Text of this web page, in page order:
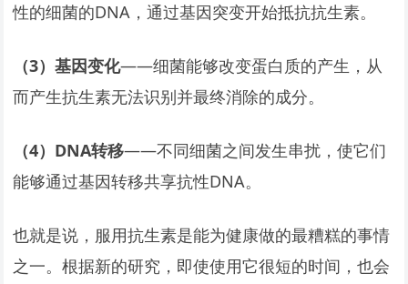
性的细菌的DNA，通过基因突变开始抵抗抗生素。
（3）基因变化——细菌能够改变蛋白质的产生，从
而产生抗生素无法识别并最终消除的成分。
（4）DNA转移——不同细菌之间发生串扰，使它们
能够通过基因转移共享抗性DNA。
也就是说，服用抗生素是能为健康做的最糟糕的事情
之一。根据新的研究，即使使用它很短的时间，也会